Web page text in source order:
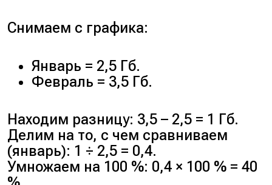
Снимаем с графика:
Январь = 2,5 Гб.
Февраль = 3,5 Гб.
Находим разницу: 3,5 – 2,5 = 1 Гб.
Делим на то, с чем сравниваем
(январь): 1 ÷ 2,5 = 0,4.
Умножаем на 100 %: 0,4 × 100 % = 40